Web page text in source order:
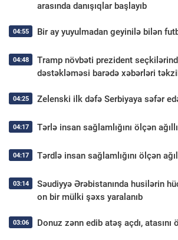
arasında danışıqlar başlayıb
04:55 Bir ay yuyulmadan geyinilə bilən
04:48
Tramp növbəti prezident
dəstəkləməsi barədə xəbərləri
04:25 Zelenski ilk dəfə Serbiyaya səfər
04:17 Tərlə insan sağlamlığını ölçən
04:17 Tərdlə insan sağlamlığını ölçən
03:14
Səudiyyə Ərəbistanında husilərin
on bir mülki şəxs yaralanıb
03:06 Donuz zənn edib atəş açdı, atasını